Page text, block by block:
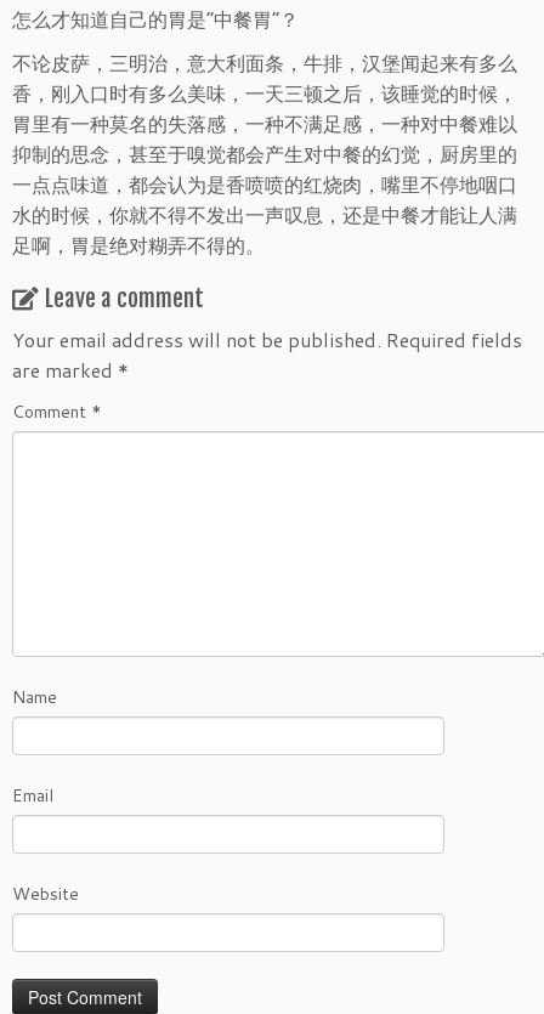
怎么才知道自己的胃是“中餐胃”？
不论皮萨，三明治，意大利面条，牛排，汉堡闻起来有多么
香，刚入口时有多么美味，一天三顿之后，该睡觉的时候，
胃里有一种莫名的失落感，一种不满足感，一种对中餐难以
抑制的思念，甚至于嗅觉都会产生对中餐的幻觉，厨房里的
一点点味道，都会认为是香喷喷的红烧肉，嘴里不停地咽口
水的时候，你就不得不发出一声叹息，还是中餐才能让人满
足啊，胃是绝对糊弄不得的。
Leave a comment
Your email address will not be published. Required fields
are marked *
Comment *
Name
Email
Website